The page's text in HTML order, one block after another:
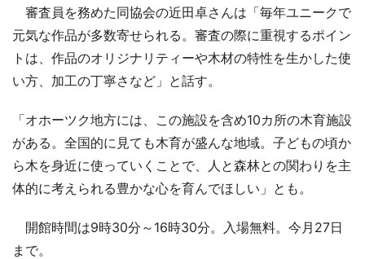
審査員を務めた同協会の近田卓さんは「毎年ユニークで
元気な作品が多数寄せられる。審査の際に重視するポイン
トは、作品のオリジナリティーや木材の特性を生かした使
い方、加工の丁寧さなど」と話す。
「オホーツク地方には、この施設を含め10カ所の木育施設
がある。全国的に見ても木育が盛んな地域。子どもの頃か
ら木を身近に使っていくことで、人と森林との関わりを主
体的に考えられる豊かな心を育んでほしい」とも。
開館時間は9時30分～16時30分。入場無料。今月27日
まで。